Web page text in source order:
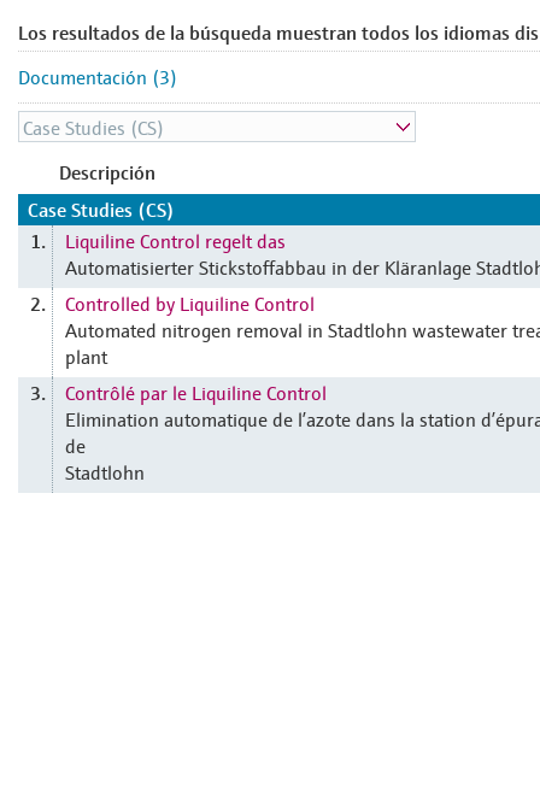
Los resultados de la búsqueda muestran todos los idiomas
Documentación (3)
Descripción
Case Studies (CS)
1.
Liquiline Control regelt das
Automatisierter Stickstoffabbau in der Kläranlage
2.
Controlled by Liquiline Control
Automated nitrogen removal in Stadtlohn wastewater
plant
3.
Contrôlé par le Liquiline Control
Elimination automatique de l’azote dans la station
de
Stadtlohn